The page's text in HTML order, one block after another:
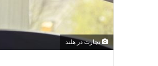
تجارت در هلند